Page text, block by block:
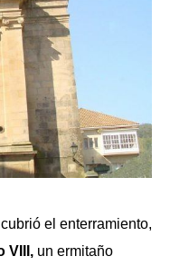
el enterramiento,
VIII, un ermitaño